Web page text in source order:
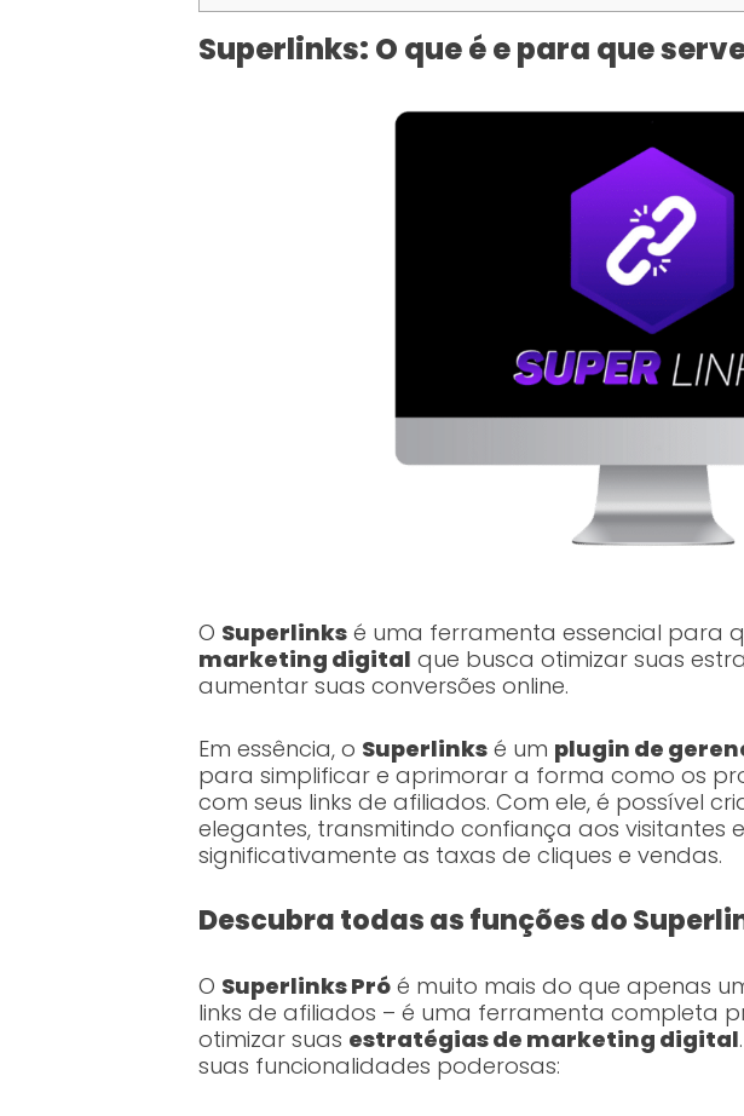
Superlinks: O que é e para que
O Superlinksé uma ferramenta essencial para
marketing digital que busca otimizar suas
aumentar suas conversões online.
Em essência, o Superlinksé um plugin de
para simplificar e aprimorar a forma como os
com seus links de afiliados. Com ele, é possível
elegantes, transmitindo confiança aos visitantes
significativamente as taxas de cliques e vendas.
Descubra todas as funções do
O Superlinks Próé muito mais do que apenas
links de afiliados – é uma ferramenta completa
otimizar suas estratégias de marketing digital
suas funcionalidades poderosas: